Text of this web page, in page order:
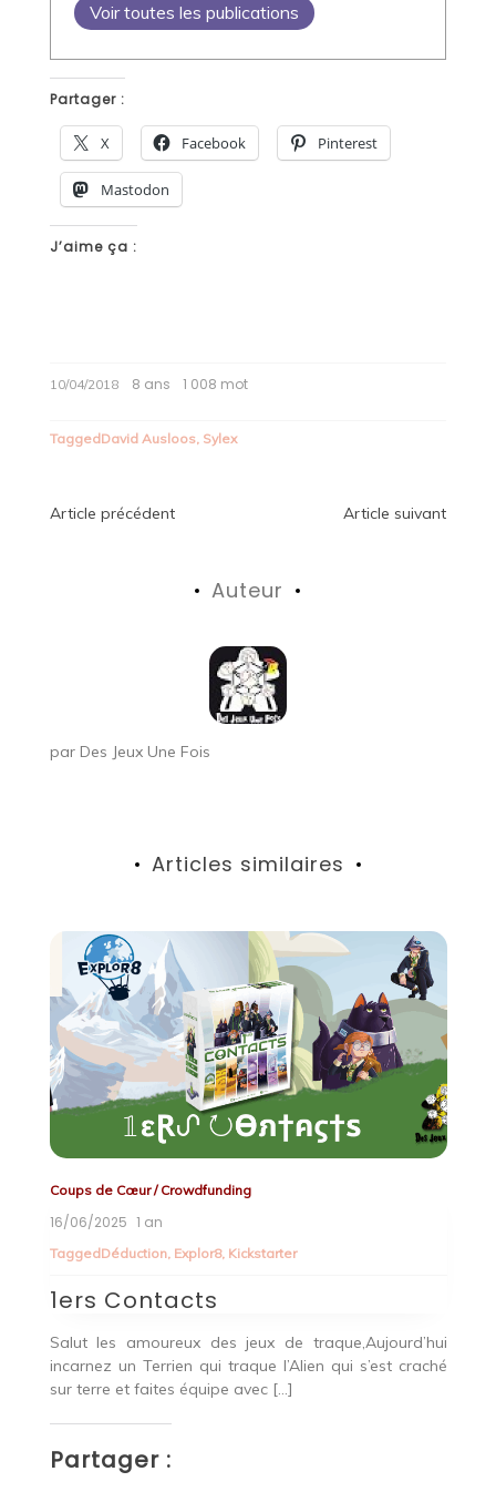
Voir toutes les publications
Partager :
X Facebook Pinterest
Mastodon
J’aime ça :
10/04/2018 8 ans 1 008 mot
TaggedDavid Ausloos, Sylex
Navigation
Article précédent Article suivant
Auteur
par Des Jeux Une Fois
Articles similaires
Coups de Cœur/Crowdfunding
11/06/2025 1 an
Tagged Déduction,Explor8 ,Kickstarter
1ers Contacts – English
Do you enjoy hunting games?Today, you’ll play either
as one of the human hunters or as the alien trying to
escape from […]
Partager :